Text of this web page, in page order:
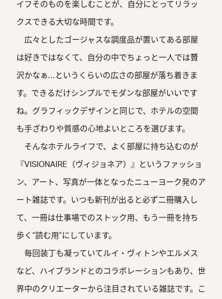
イフそのものを楽しむことが、自分にとってリラッ
クスできる大切な時間です。
広々としたゴージャスな調度品が置いてある部屋
は好きではなくて、自分の中でちょっと一人では贅
沢かなぁ…というくらいの広さの部屋が落ち着きま
す。できるだけシンプルでモダンな部屋がいいです
ね。グラフィックデザインと同じで、ホテルの空間
も手ざわりや質感の心地よいところを選びます。
そんなホテルライフで、よく部屋に持ち込むのが
『VISIONAIRE（ヴィジョネア）』というファッショ
ン、アート、写真が一体となったニューヨーク発のア
ート雑誌です。いつも新刊が出ると必ず二冊購入し
て、一冊は仕事場でのストック用、もう一冊を持ち
歩く“読む用”にしています。
毎回装丁も凝っていてルイ・ヴィトンやエルメス
など、ハイブランドとのコラボレーションもあり、世
界中のクリエーターから注目されている雑誌です。こ